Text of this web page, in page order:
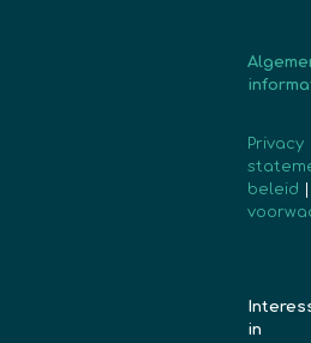
Privacy
beleid
in